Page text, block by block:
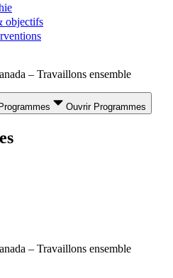
objectifs
– Travaillons ensemble
Ouvrir Programmes
– Travaillons ensemble